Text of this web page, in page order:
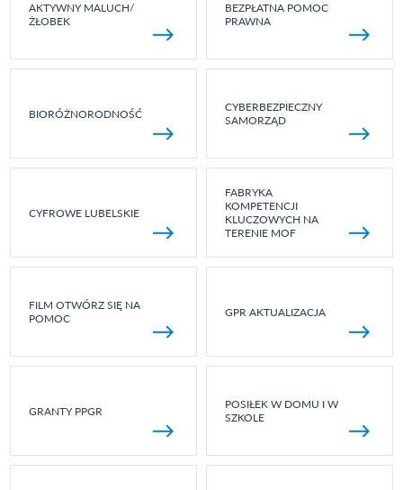
AKTYWNY MALUCH/
ŻŁOBEK
BEZPŁATNA POMOC
PRAWNA
BIORÓŻNORODNOŚĆ
CYBERBEZPIECZNY
SAMORZĄD
CYFROWE LUBELSKIE
FABRYKA
KOMPETENCJI
KLUCZOWYCH NA
TERENIE MOF
FILM OTWÓRZ SIĘ NA
POMOC
GPR AKTUALIZACJA
GRANTY PPGR
POSIŁEK W DOMU I W
SZKOLE